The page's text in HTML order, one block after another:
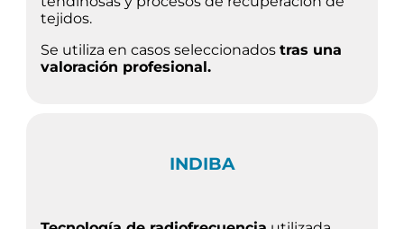
tejidos.
Se utiliza en casos seleccionados tras una
valoración profesional.
INDIBA